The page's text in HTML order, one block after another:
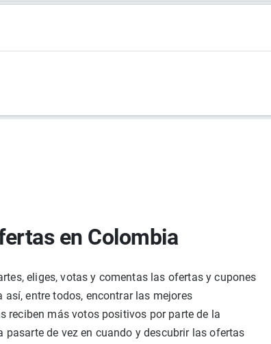
en Colombia
eliges, votas y comentas las ofertas y cupones
entre todos, encontrar las mejores
reciben más votos positivos por parte de la
de vez en cuando y descubrir las ofertas